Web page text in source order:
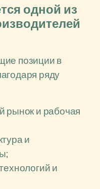
одной из
позиции в
ряду
рынок и рабочая
и
и